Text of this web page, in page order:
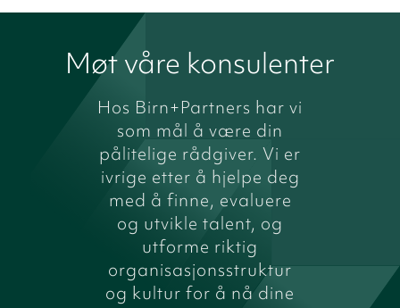
Møt våre konsulenter
Hos Birn+Partners har vi
som mål å være din
pålitelige rådgiver. Vi er
ivrige etter å hjelpe deg
med å finne, evaluere
og utvikle talent, og
utforme riktig
organisasjonsstruktur
og kultur for å nå dine